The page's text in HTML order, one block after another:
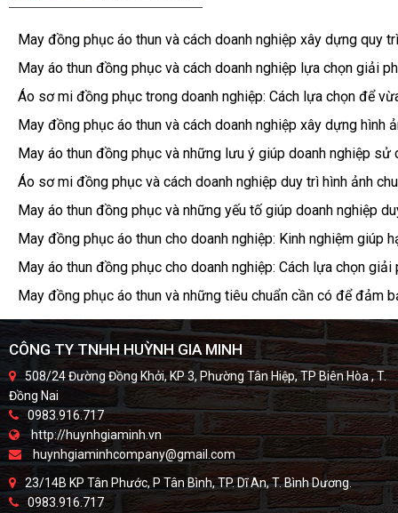
May đồng phục áo thun và cách doanh nghiệp xây dựng quy
May áo thun đồng phục và cách doanh nghiệp lựa chọn giải
Áo sơ mi đồng phục trong doanh nghiệp: Cách lựa chọn để
May đồng phục áo thun và cách doanh nghiệp xây dựng hình
May áo thun đồng phục và những lưu ý giúp doanh nghiệp sử
Áo sơ mi đồng phục và cách doanh nghiệp duy trì hình ảnh
May áo thun đồng phục và những yếu tố giúp doanh nghiệp
May đồng phục áo thun cho doanh nghiệp: Kinh nghiệm giúp
May áo thun đồng phục cho doanh nghiệp: Cách lựa chọn
May đồng phục áo thun và những tiêu chuẩn cần có để đảm
CÔNG TY TNHH HUỲNH GIA MINH
508/24 Đường Đồng Khởi, KP 3, Phường Tân Hiệp, TP Biên Hòa , T.
Đồng Nai
0983.916.717
http://huynhgiaminh.vn
huynhgiaminhcompany@gmail.com
23/14B KP Tân Phước, P Tân Bình, TP. Dĩ An, T. Bình Dương.
0983.916.717